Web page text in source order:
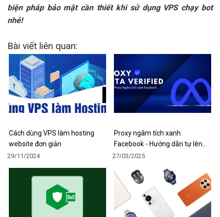
biện pháp bảo mật cần thiết khi sử dụng VPS chạy bot
nhé!
Bài viết liên quan:
Cách dùng VPS làm hosting
website đơn giản
29/11/2024
Proxy ngâm tích xanh
Facebook - Hướng dẫn tự lên…
27/03/2025